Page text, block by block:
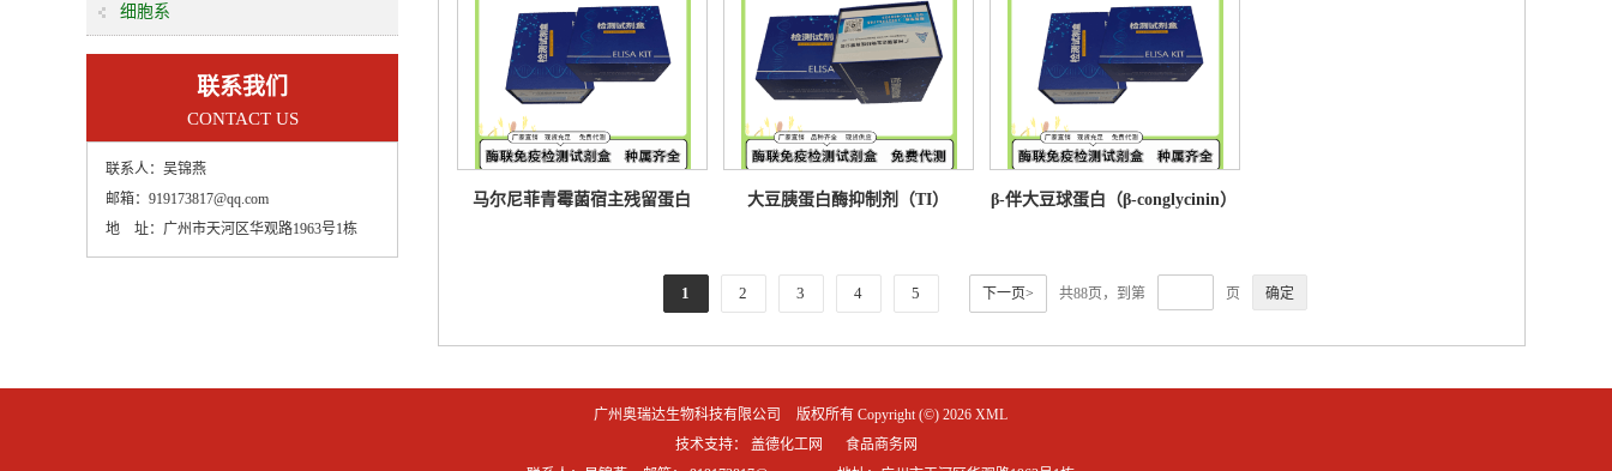
细胞系
联系我们
CONTACT US
联系人： 吴锦燕
邮箱： 919173817@qq.com
地 址： 广州市天河区华观路1963号1栋
马尔尼菲青霉菌宿主残留蛋白
大豆胰蛋白酶抑制剂（TI）
β-伴大豆球蛋白（β-conglycinin）
1 2 3 4 5 下一页> 共88页，到第 页
广州奥瑞达生物科技有限公司 版权所有 Copyright (©) 2026 XML
技术支持： 盖德化工网
食品商务网